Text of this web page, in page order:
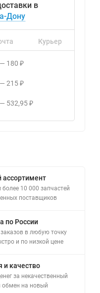
в
Дону
Курьер
180 ₽
215 ₽
532,95 ₽
ассортимент
более 10 000 запчастей
поставщиков
по России
в любую точку
и по низкой цене
и качество
за некачественный
обмен на новый